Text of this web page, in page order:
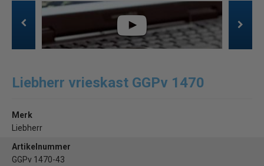
Liebherr vrieskast GGPv 1470
Merk
Liebherr
Artikelnummer
GGPv 1470-43